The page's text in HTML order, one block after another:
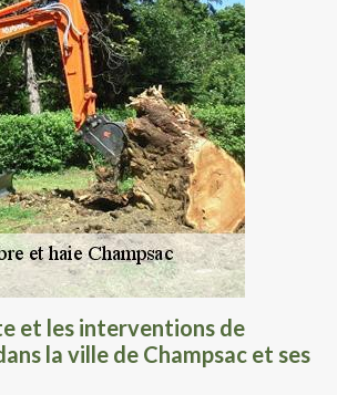
et les interventions de
la ville de Champsac et ses